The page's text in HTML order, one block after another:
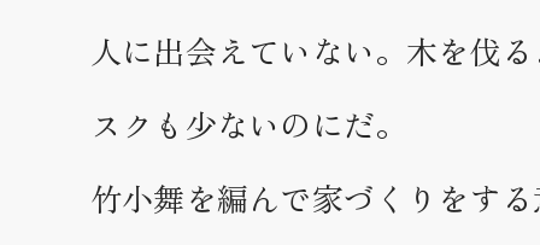
人に出会えていない。木を伐
スクも少ないのにだ。
竹小舞を編んで家づくりをす